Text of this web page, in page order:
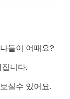
들이 어때요?
니다.
실수 있어요.